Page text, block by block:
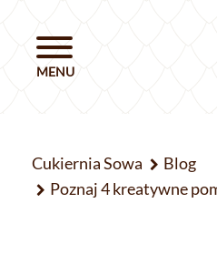
Cukiernia Sowa
Blog
Poznaj 4 kreatywne